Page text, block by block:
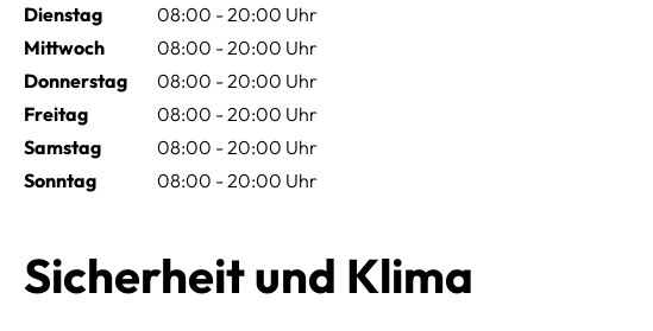
Dienstag
08:00 - 20:00 Uhr
Mittwoch
08:00 - 20:00 Uhr
Donnerstag
08:00 - 20:00 Uhr
Freitag
08:00 - 20:00 Uhr
Samstag
08:00 - 20:00 Uhr
Sonntag
08:00 - 20:00 Uhr
Sicherheit und Klima